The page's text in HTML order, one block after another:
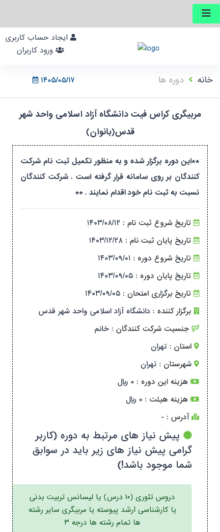
۱۴۰۵/۰۵/۱۷ خانه دوره ها
مربیگری کراس فیت دانشگاه آزاد اسلامی واحد شهر
قدس(بانوان)
**این دوره برگزار شده و به منظور تکمیل ثبت نام شرکت
کنندگان بر روی سامانه قرار گرفته است . شرکت کنندگان
نسبت به ثبت نام خود اقدام نمایند . **
تاریخ شروع ثبت نام : ۱۴۰۳/۰۸/۱۲
تاریخ پایان ثبت نام : ۱۴۰۳/۱۲/۲۸
تاریخ شروع دوره : ۱۴۰۳/۰۹/۰۱
تاریخ پایان دوره : ۱۴۰۳/۰۹/۰۵
تاریخ برگزاری امتحان : ۱۴۰۳/۰۹/۰۵
برگزار کننده : دانشگاه آزاد اسلامی واحد شهر قدس
جنسیت شرکت کنندگان : خانم
استان : تهران
شهرستان : تهران
هزینه این دوره : ۰ ریال
هزینه هیئت : ۰ ریال
آدرس : -
پیش نیاز های مرتبط به دوره (کاربر
گرامی پیش نیاز های زیر باید در سوابق
شما موجود باشد!)
دروس تئوری (۱۰ درس) یا لیسانس تربیت بدنی
یا کارشناسی ارشد پیوسته یا مربیگری سایر رشته
ها تمام رشته ها درجه ۳